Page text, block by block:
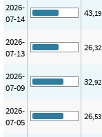
2026-
07-14
43,19
2026-
07-13
26,32
2026-
07-09
32,92
2026-
07-05
26,53